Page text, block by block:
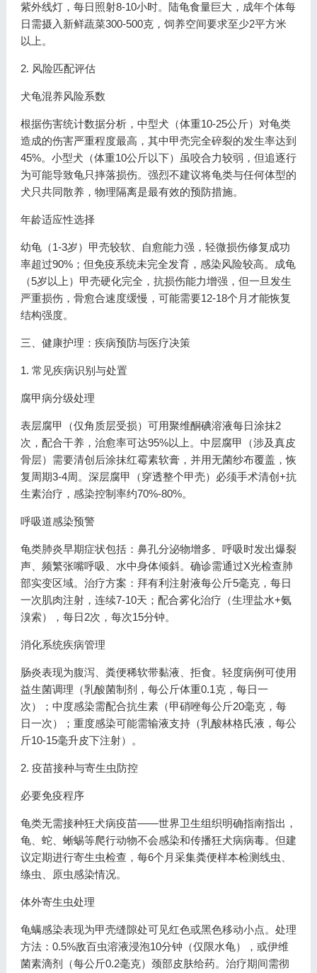
紫外线灯，每日照射8-10小时。陆龟食量巨大，成年个体每
日需摄入新鲜蔬菜300-500克，饲养空间要求至少2平方米
以上。
2. 风险匹配评估
犬龟混养风险系数
根据伤害统计数据分析，中型犬（体重10-25公斤）对龟类
造成的伤害严重程度最高，其中甲壳完全碎裂的发生率达到
45%。小型犬（体重10公斤以下）虽咬合力较弱，但追逐行
为可能导致龟只摔落损伤。强烈不建议将龟类与任何体型的
犬只共同散养，物理隔离是最有效的预防措施。
年龄适应性选择
幼龟（1-3岁）甲壳较软、自愈能力强，轻微损伤修复成功
率超过90%；但免疫系统未完全发育，感染风险较高。成龟
（5岁以上）甲壳硬化完全，抗损伤能力增强，但一旦发生
严重损伤，骨愈合速度缓慢，可能需要12-18个月才能恢复
结构强度。
三、健康护理：疾病预防与医疗决策
1. 常见疾病识别与处置
腐甲病分级处理
表层腐甲（仅角质层受损）可用聚维酮碘溶液每日涂抹2
次，配合干养，治愈率可达95%以上。中层腐甲（涉及真皮
骨层）需要清创后涂抹红霉素软膏，并用无菌纱布覆盖，恢
复周期3-4周。深层腐甲（穿透整个甲壳）必须手术清创+抗
生素治疗，感染控制率约70%-80%。
呼吸道感染预警
龟类肺炎早期症状包括：鼻孔分泌物增多、呼吸时发出爆裂
声、频繁张嘴呼吸、水中身体倾斜。确诊需通过X光检查肺
部实变区域。治疗方案：拜有利注射液每公斤5毫克，每日
一次肌肉注射，连续7-10天；配合雾化治疗（生理盐水+氨
溴索），每日2次，每次15分钟。
消化系统疾病管理
肠炎表现为腹泻、粪便稀软带黏液、拒食。轻度病例可使用
益生菌调理（乳酸菌制剂，每公斤体重0.1克，每日一
次）；中度感染需配合抗生素（甲硝唑每公斤20毫克，每
日一次）；重度感染可能需输液支持（乳酸林格氏液，每公
斤10-15毫升皮下注射）。
2. 疫苗接种与寄生虫防控
必要免疫程序
龟类无需接种狂犬病疫苗——世界卫生组织明确指南指出，
龟、蛇、蜥蜴等爬行动物不会感染和传播狂犬病病毒。但建
议定期进行寄生虫检查，每6个月采集粪便样本检测线虫、
绦虫、原虫感染情况。
体外寄生虫处理
龟螨感染表现为甲壳缝隙处可见红色或黑色移动小点。处理
方法：0.5%敌百虫溶液浸泡10分钟（仅限水龟），或伊维
菌素滴剂（每公斤0.2毫克）颈部皮肤给药。治疗期间需彻